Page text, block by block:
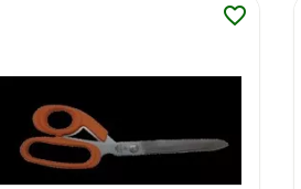
favorite_border